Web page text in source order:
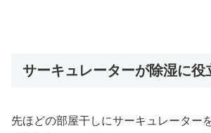
サーキュレーターが除湿に役
先ほどの部屋干しにサーキュレーター